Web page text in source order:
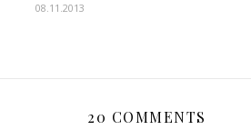
08.11.2013
20 COMMENTS